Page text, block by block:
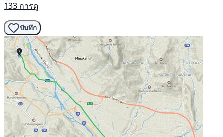
133 การดู
บันทึก